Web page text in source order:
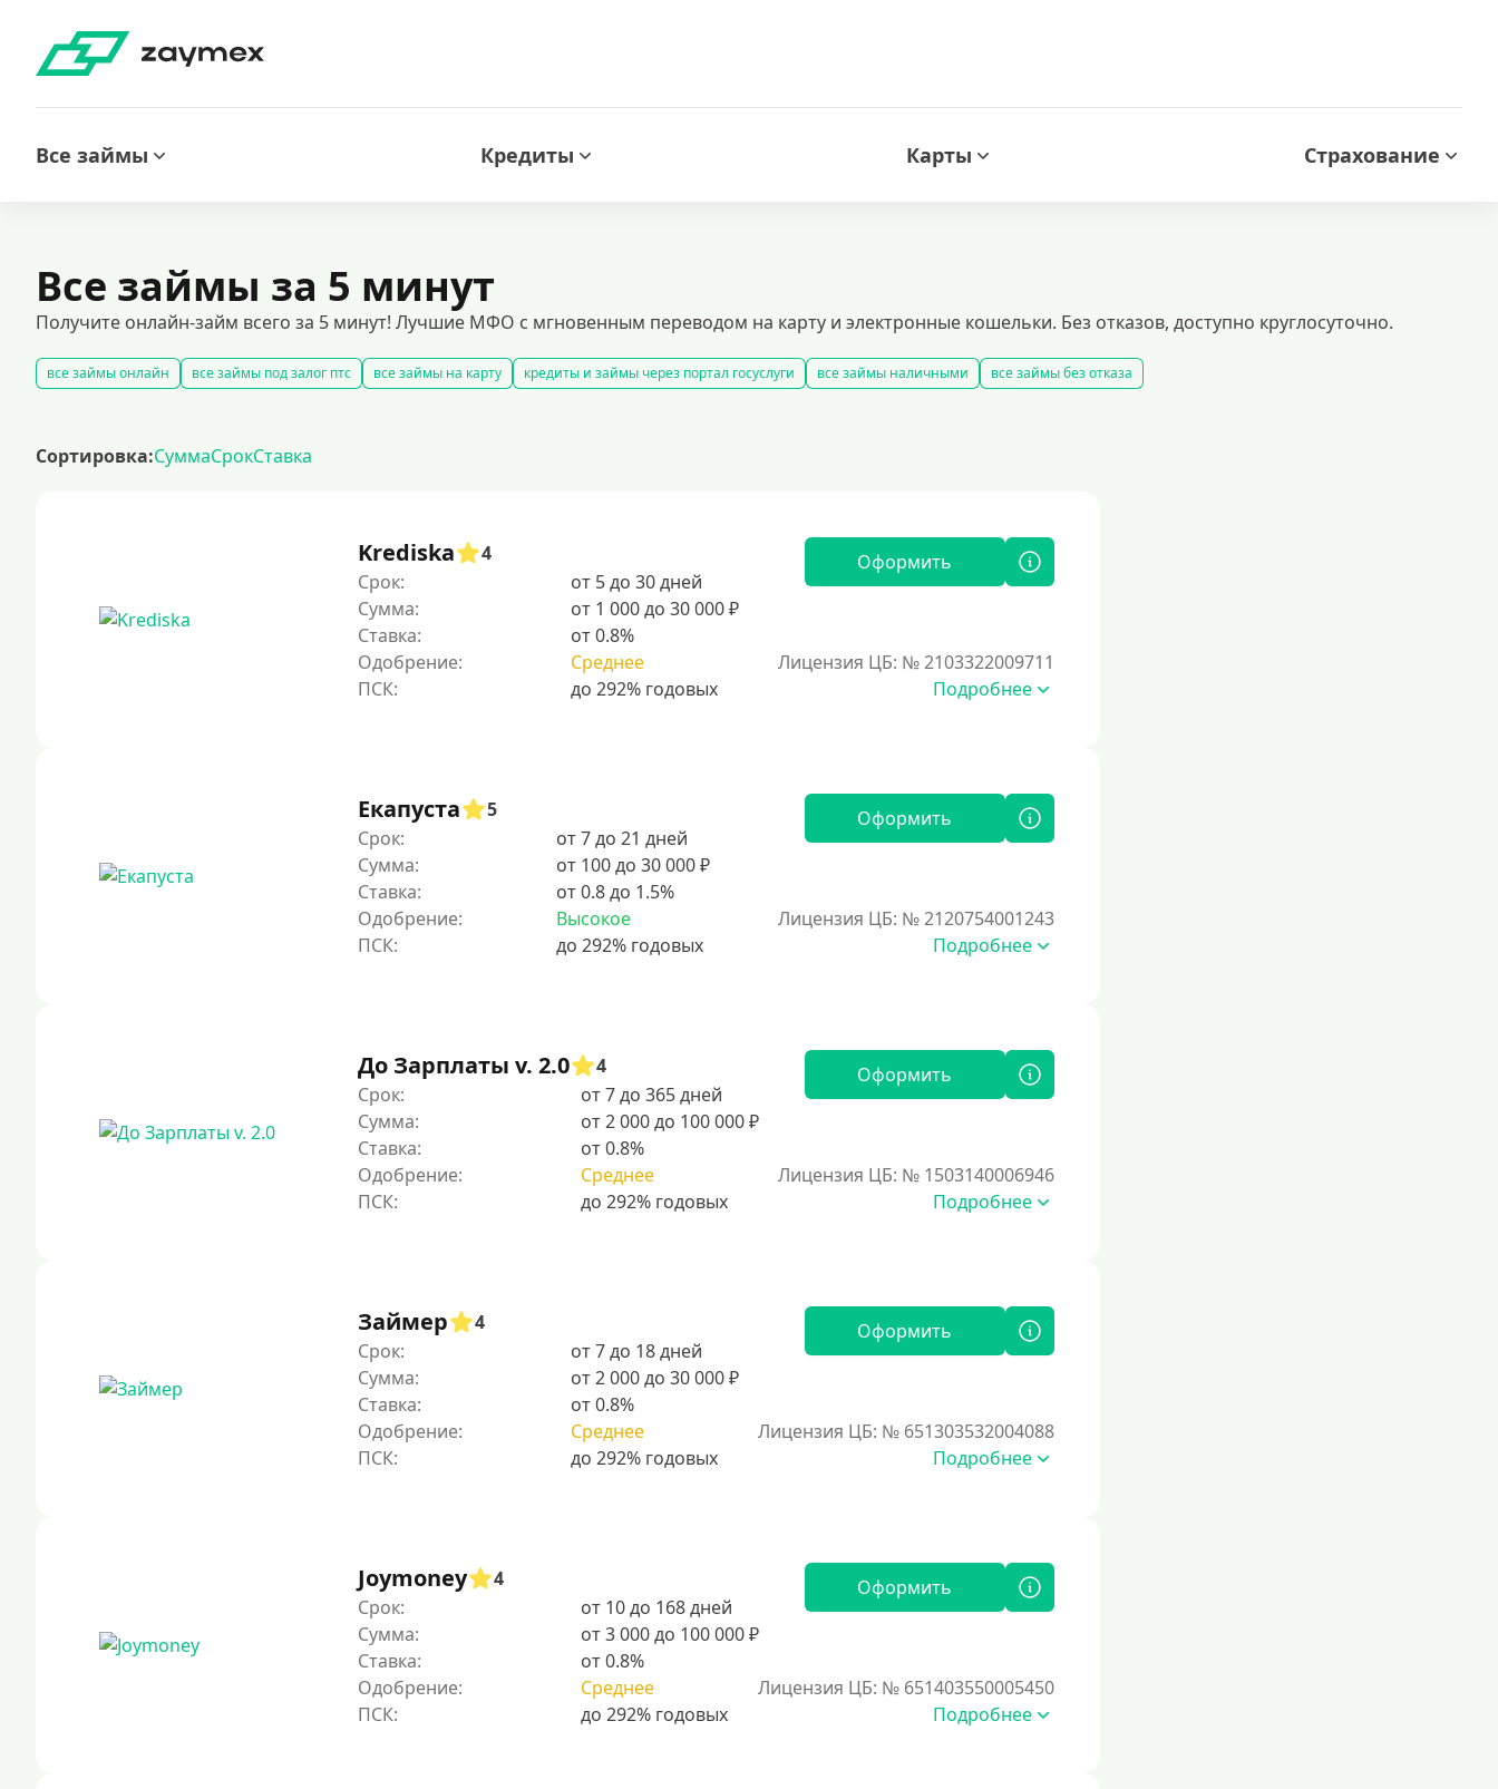
Все займы Кредиты Карты Страхование
Все займы за 5 минут
Получите онлайн-займ всего за 5 минут! Лучшие МФО с мгновенным переводом на карту и электронные кошельки. Без отказов, доступно круглосуточно.
все займы онлайн все займы под залог птс все займы на карту кредиты и займы через портал госуслуги все займы наличными
все займы без отказа
рефинансирование займов
калькулятор займов
Сортировка:СуммаСрокСтавка
Krediska
4
Срок:
от 5 до 30 дней
Сумма:
от 1 000 до 30 000 ₽
Ставка:
от 0.8%
Одобрение:
Среднее
Оформить
Лицензия ЦБ: № 2103322009711
Подробнее
Екапуста
5
Срок:
от 7 до 21 дней
Сумма:
от 100 до 30 000 ₽
Ставка:
от 0.8 до 1.5%
Одобрение:
Высокое
Оформить
Лицензия ЦБ: № 2120754001243
Подробнее
До Зарплаты v. 2.0
4
Срок:
от 7 до 365 дней
Сумма:
от 2 000 до 100 000 ₽
Ставка:
от 0.8%
Одобрение:
Среднее
Оформить
Лицензия ЦБ: № 1503140006946
Подробнее
Займер
4
Срок:
от 7 до 18 дней
Сумма:
от 2 000 до 30 000 ₽
Ставка:
от 0.8%
Одобрение:
Среднее
Оформить
Лицензия ЦБ: № 651303532004088
Подробнее
Joymoney
4
Срок:
от 10 до 168 дней
Сумма:
от 3 000 до 100 000 ₽
Ставка:
от 0.8%
Одобрение:
Среднее
Оформить
Лицензия ЦБ: № 651403550005450
Подробнее